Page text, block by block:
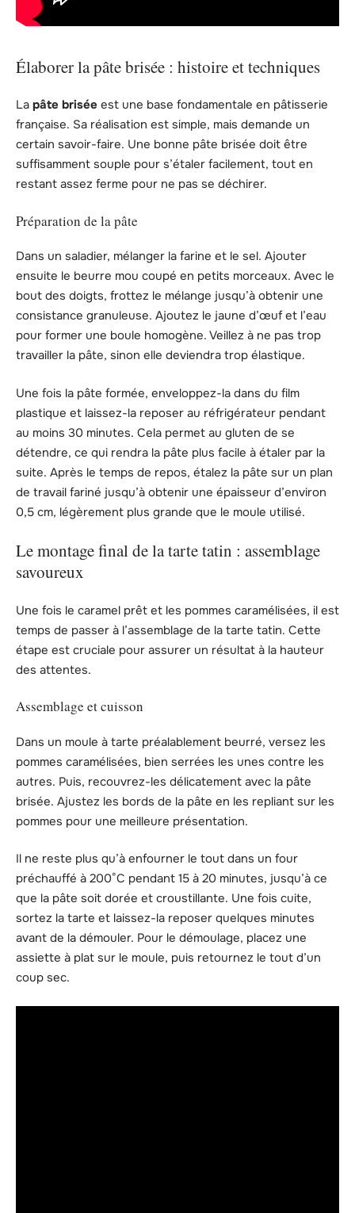
Élaborer la pâte brisée : histoire et techniques
La pâte brisée est une base fondamentale en pâtisserie
française. Sa réalisation est simple, mais demande un
certain savoir-faire. Une bonne pâte brisée doit être
suffisamment souple pour s’étaler facilement, tout en
restant assez ferme pour ne pas se déchirer.
Préparation de la pâte
Dans un saladier, mélanger la farine et le sel. Ajouter
ensuite le beurre mou coupé en petits morceaux. Avec le
bout des doigts, frottez le mélange jusqu’à obtenir une
consistance granuleuse. Ajoutez le jaune d’œuf et l’eau
pour former une boule homogène. Veillez à ne pas trop
travailler la pâte, sinon elle deviendra trop élastique.
Une fois la pâte formée, enveloppez-la dans du film
plastique et laissez-la reposer au réfrigérateur pendant
au moins 30 minutes. Cela permet au gluten de se
détendre, ce qui rendra la pâte plus facile à étaler par la
suite. Après le temps de repos, étalez la pâte sur un plan
de travail fariné jusqu’à obtenir une épaisseur d’environ
0,5 cm, légèrement plus grande que le moule utilisé.
Le montage final de la tarte tatin : assemblage
savoureux
Une fois le caramel prêt et les pommes caramélisées, il est
temps de passer à l’assemblage de la tarte tatin. Cette
étape est cruciale pour assurer un résultat à la hauteur
des attentes.
Assemblage et cuisson
Dans un moule à tarte préalablement beurré, versez les
pommes caramélisées, bien serrées les unes contre les
autres. Puis, recouvrez-les délicatement avec la pâte
brisée. Ajustez les bords de la pâte en les repliant sur les
pommes pour une meilleure présentation.
Il ne reste plus qu’à enfourner le tout dans un four
préchauffé à 200°C pendant 15 à 20 minutes, jusqu’à ce
que la pâte soit dorée et croustillante. Une fois cuite,
sortez la tarte et laissez-la reposer quelques minutes
avant de la démouler. Pour le démoulage, placez une
assiette à plat sur le moule, puis retournez le tout d’un
coup sec.